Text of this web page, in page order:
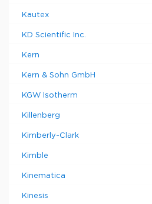
Kautex
KD Scientific Inc.
Kern
Kern & Sohn GmbH
KGW Isotherm
Killenberg
Kimberly-Clark
Kimble
Kinematica
Kinesis